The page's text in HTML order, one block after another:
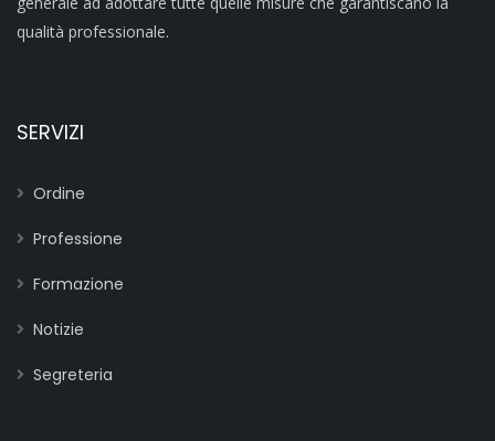
qualità professionale.
SERVIZI
Ordine
Professione
Formazione
Notizie
Segreteria